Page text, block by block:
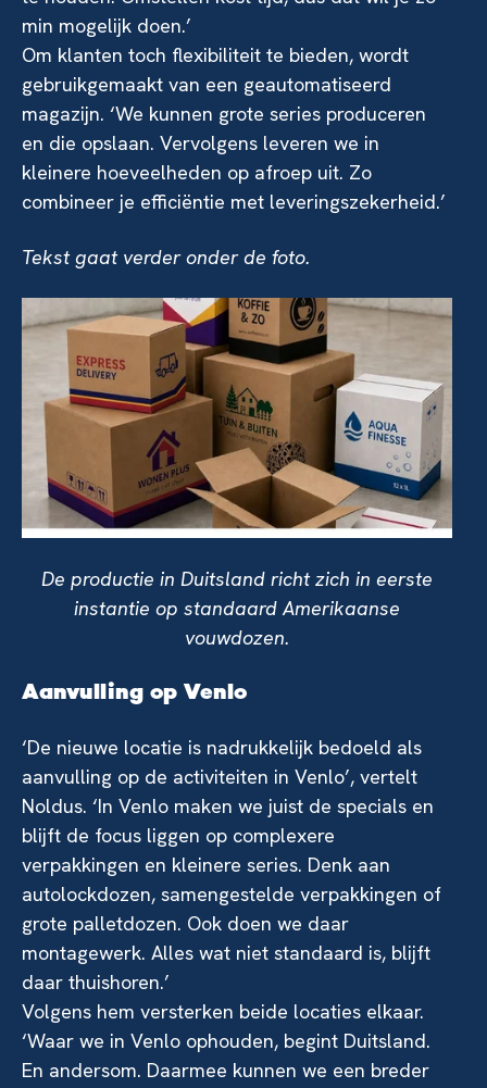
min mogelijk doen.’
Om klanten toch flexibiliteit te bieden, wordt
gebruikgemaakt van een geautomatiseerd
magazijn. ‘We kunnen grote series produceren
en die opslaan. Vervolgens leveren we in
kleinere hoeveelheden op afroep uit. Zo
combineer je efficiëntie met leveringszekerheid.’
Tekst gaat verder onder de foto.
De productie in Duitsland richt zich in eerste
instantie op standaard Amerikaanse
vouwdozen.
Aanvulling op Venlo
‘De nieuwe locatie is nadrukkelijk bedoeld als
aanvulling op de activiteiten in Venlo’, vertelt
Noldus. ‘In Venlo maken we juist de specials en
blijft de focus liggen op complexere
verpakkingen en kleinere series. Denk aan
autolockdozen, samengestelde verpakkingen of
grote palletdozen. Ook doen we daar
montagewerk. Alles wat niet standaard is, blijft
daar thuishoren.’
Volgens hem versterken beide locaties elkaar.
‘Waar we in Venlo ophouden, begint Duitsland.
En andersom. Daarmee kunnen we een breder